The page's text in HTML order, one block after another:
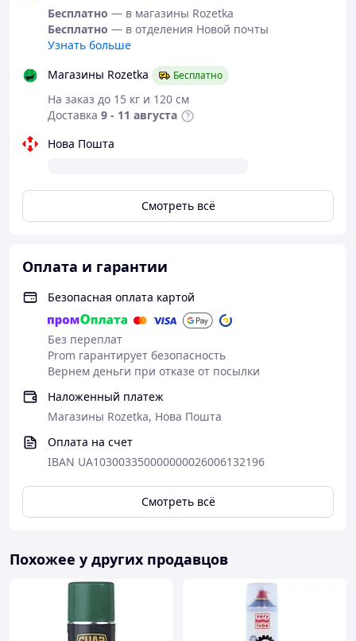
Бесплатно — в магазины Rozetka
Бесплатно — в отделения Новой почты
Узнать больше
Магазины Rozetka
Бесплатно
На заказ до 15 кг и 120 см
Доставка 9 - 11 августа
Нова Пошта
Смотреть всё
Оплата и гарантии
Безопасная оплата картой
Без переплат
Prom гарантирует безопасность
Вернем деньги при отказе от посылки
Наложенный платеж
Магазины Rozetka, Нова Пошта
Оплата на счет
IBAN UA103003350000000026006132196
Смотреть всё
Похожее у других продавцов